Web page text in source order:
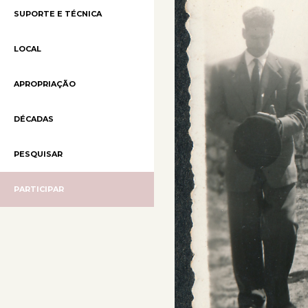
SUPORTE E TÉCNICA
LOCAL
APROPRIAÇÃO
DÉCADAS
PESQUISAR
PARTICIPAR